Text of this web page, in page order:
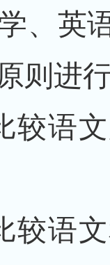
、英
则进
较语
较语